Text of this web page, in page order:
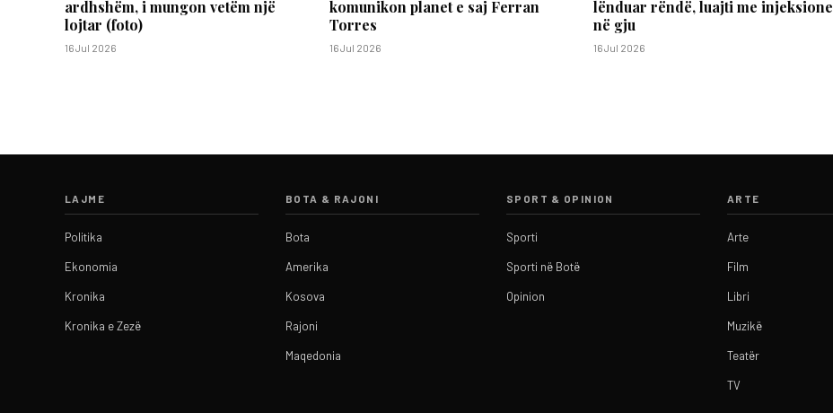
ardhshëm, i mungon vetëm një
lojtar (foto)
16 Jul 2026
komunikon planet e saj Ferran
Torres
16 Jul 2026
lënduar rëndë, luajti me injeksione
në gju
16 Jul 2026
LAJME
Politika
Ekonomia
Kronika
Kronika e Zezë
BOTA & RAJONI
Bota
Amerika
Kosova
Rajoni
Maqedonia
SPORT & OPINION
Sporti
Sporti në Botë
Opinion
ARTE
Arte
Film
Libri
Muzikë
Teatër
TV